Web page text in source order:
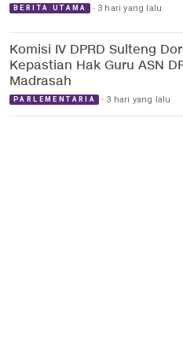
BERITA UTAMA 3 hari yang lalu
Komisi IV DPRD Sulteng
Kepastian Hak Guru ASN
Madrasah
PARLEMENTARIA 3 hari yang lalu